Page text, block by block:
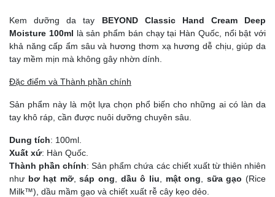
Kem dưỡng da tay BEYOND Classic Hand Cream Deep
Moisture 100ml là sản phẩm bán chạy tại Hàn Quốc, nổi bật với
khả năng cấp ẩm sâu và hương thơm xạ hương dễ chịu, giúp da
tay mềm mịn mà không gây nhờn dính.
Đặc điểm và Thành phần chính
Sản phẩm này là một lựa chọn phổ biến cho những ai có làn da
tay khô ráp, cần được nuôi dưỡng chuyên sâu.
Dung tích: 100ml.
Xuất xứ: Hàn Quốc.
Thành phần chính: Sản phẩm chứa các chiết xuất từ thiên nhiên
như bơ hạt mỡ,sáp ong dầu ô liu mật ong sữa gạo (Rice
Milk™), dầu mầm gạo và chiết xuất rễ cây kẹo dẻo.